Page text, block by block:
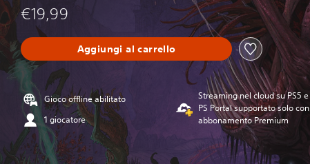
€19,99
Aggiungi al carrello
Gioco offline abilitato
1 giocatore
Streaming nel cloud su PS5 e
PS Portal supportato solo con
abbonamento Premium